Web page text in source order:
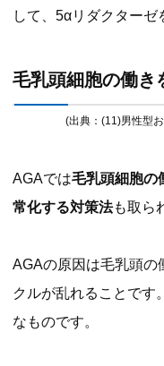
して、5αリダクターゼ
毛乳頭細胞の働き
(出典：(11)男性型
AGAでは毛乳頭細胞の
常化する対策法も取ら
AGAの原因は毛乳頭の
クルが乱れることです
なものです。